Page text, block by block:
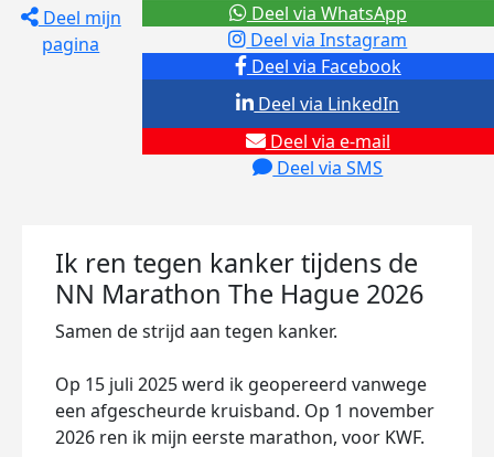
Deel mijn
pagina
Deel via Facebook
Deel via Instagram
Deel via e-mail
Deel via SMS
Deel via LinkedIn
Deel via WhatsApp
Ik ren tegen kanker tijdens de
NN Marathon The Hague 2026
Samen de strijd aan tegen kanker.
Op 15 juli 2025 werd ik geopereerd vanwege
een afgescheurde kruisband. Op 1 november
2026 ren ik mijn eerste marathon, voor KWF.